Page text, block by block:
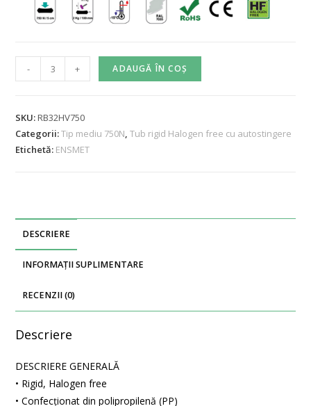
- + ADAUGĂ ÎN COȘ
SKU:RB32HV750
Categorii:Tip mediu 750N,Tub rigid Halogen free cu autostingere
Etichetă: ENSMET
DESCRIERE
INFORMAȚII SUPLIMENTARE
RECENZII (0)
Descriere
DESCRIERE GENERALĂ
• Rigid, Halogen free
• Confecţionat din polipropilenă (PP)